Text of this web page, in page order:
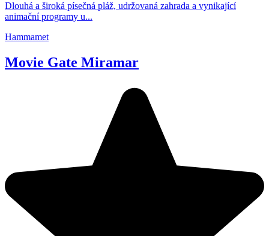
Dlouhá a široká písečná pláž, udržovaná zahrada a vynikající
animační programy u...
Hammamet
Movie Gate Miramar